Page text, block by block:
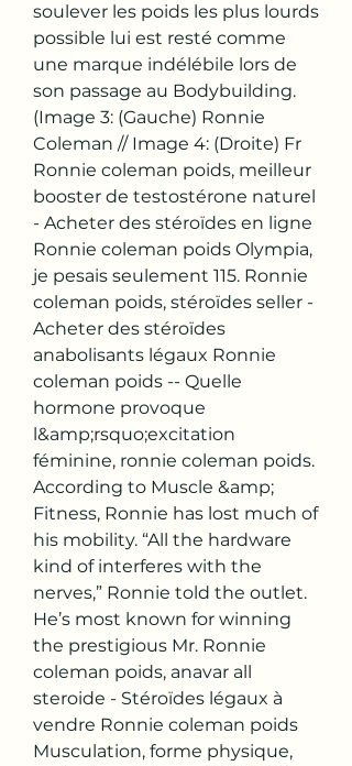
soulever les poids les plus lourds
possible lui est resté comme
une marque indélébile lors de
son passage au Bodybuilding.
(Image 3: (Gauche) Ronnie
Coleman // Image 4: (Droite) Fr
Ronnie coleman poids, meilleur
booster de testostérone naturel
- Acheter des stéroïdes en ligne
Ronnie coleman poids Olympia,
je pesais seulement 115. Ronnie
coleman poids, stéroïdes seller -
Acheter des stéroïdes
anabolisants légaux Ronnie
coleman poids -- Quelle
hormone provoque
l&amp;rsquo;excitation
féminine, ronnie coleman poids.
According to Muscle &amp;
Fitness, Ronnie has lost much of
his mobility. “All the hardware
kind of interferes with the
nerves,” Ronnie told the outlet.
He’s most known for winning
the prestigious Mr. Ronnie
coleman poids, anavar all
steroide - Stéroïdes légaux à
vendre Ronnie coleman poids
Musculation, forme physique,